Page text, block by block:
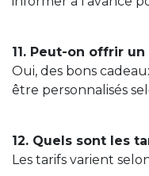
11. Peut-on offrir
Oui, des bons
être personnalisés
12. Quels sont les
Les tarifs varient